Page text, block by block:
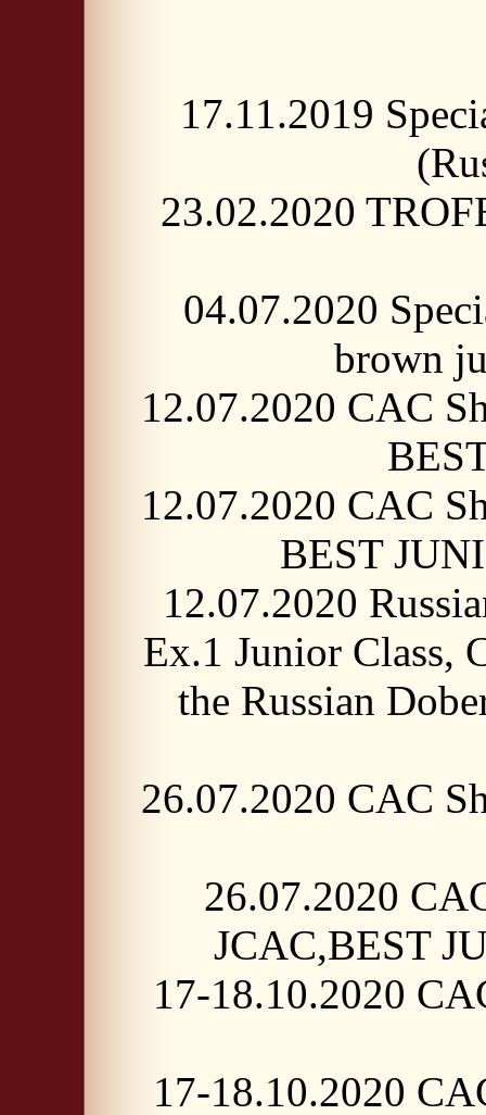
17.11.2019
23.02.2020
04.07.2020
brown
12.07.2020 CAC
12.07.2020 CAC
BEST
12.07.2020
Ex.1 Junior Class,
the Russian
26.07.2020 CAC
26.07.2020
JCAC,BEST
17-18.10.2020
17-18.10.2020